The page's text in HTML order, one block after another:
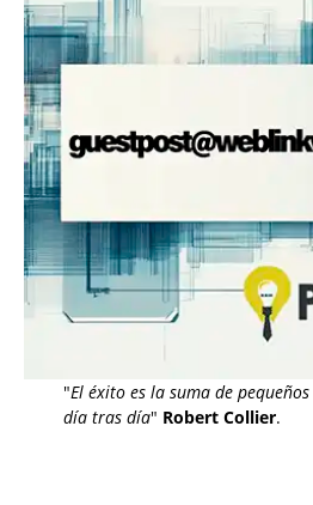
"El éxito es la suma de
día tras día" Robert Collier.